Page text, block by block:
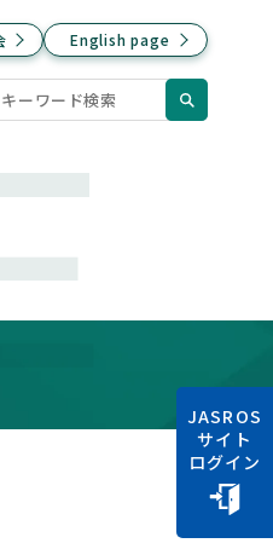
English page
JASROS
サイト
ログイン